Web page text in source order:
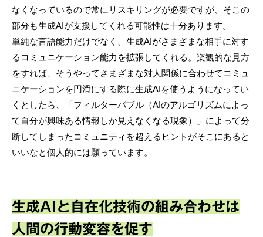
なくなっているので常にリスキリングが必要ですが、そこの
部分も生成AIが支援してくれる可能性は十分あります。
単純な言語能力だけでなく、生成AIがさまざまな相手に対す
るコミュニケーション能力を拡張してくれる。楽観的な見方
をすれば、そうやってさまざまな対人関係に合わせてコミュ
ニケーションを円滑にする際に生成AIを使うようになってい
くとしたら、「フィルターバブル（AIのアルゴリズムによっ
て自分が興味ある情報しか見えなくなる現象）」によって分
断してしまったコミュニティを超えるヒントがそこにあると
いいなと個人的には願っています。
生成AIと自在化技術の組み合わせは
人間の行動変容を促す